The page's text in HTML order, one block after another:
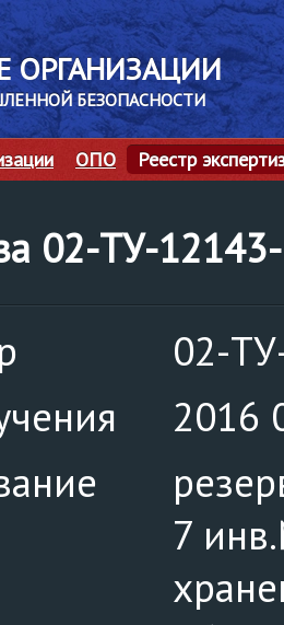
ОРГАНИЗАЦИИ
БЕЗОПАСНОСТИ
ОПО Реестр
02-ТУ-
02-
2016
7